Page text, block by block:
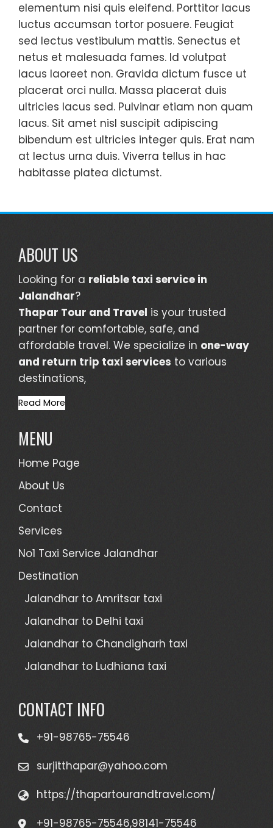
elementum nisi quis eleifend. Porttitor lacus
luctus accumsan tortor posuere. Feugiat
sed lectus vestibulum mattis. Senectus et
netus et malesuada fames. Id volutpat
lacus laoreet non. Gravida dictum fusce ut
placerat orci nulla. Massa placerat duis
ultricies lacus sed. Pulvinar etiam non quam
lacus. Sit amet nisl suscipit adipiscing
bibendum est ultricies integer quis. Erat nam
at lectus urna duis. Viverra tellus in hac
habitasse platea dictumst.
ABOUT US
Looking for a reliable taxi service in
Jalandhar?
Thapar Tour and Travel is your trusted
partner for comfortable, safe, and
affordable travel. We specialize in one-way
and return trip taxi services to various
destinations,
Read More
MENU
Home Page
About Us
Contact
Services
No1 Taxi Service Jalandhar
Destination
Jalandhar to Amritsar taxi
Jalandhar to Delhi taxi
Jalandhar to Chandigharh taxi
Jalandhar to Ludhiana taxi
CONTACT INFO
+91-98765-75546
surjitthapar@yahoo.com
https://thapartourandtravel.com/
+91-98765-75546,98141-75546